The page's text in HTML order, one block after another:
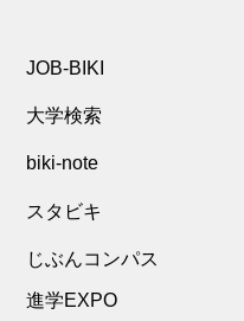
JOB-BIKI
大学検索
biki-note
スタビキ
じぶんコンパス
進学EXPO